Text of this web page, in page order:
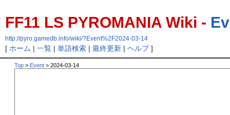
FF11 LS PYROMANIA Wiki -
http://pyro.gamedb.info/wiki/?Event%2F2024-03-14
[ ホーム | 一覧| 単語検索| 最終更新| ヘルプ]
Top > Event > 2024-03-14